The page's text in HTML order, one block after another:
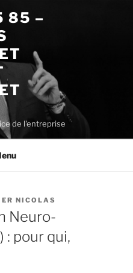
85 –
de l'entreprise
NICOLAS
Neuro-
: pour qui,